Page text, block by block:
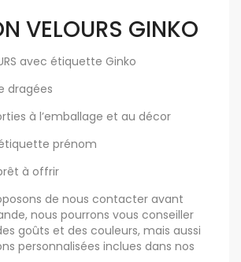
VELOURS GINKO
avec étiquette Ginko
dragées
à l’emballage et au décor
prénom
à offrir
de nous contacter avant
nous pourrons vous conseiller
goûts et des couleurs, mais aussi
personnalisées inclues dans nos